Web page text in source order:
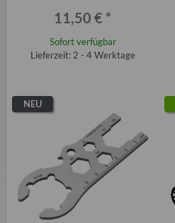
11,50 € *
Sofort verfügbar
Lieferzeit: 2 - 4 Werktage
NEU